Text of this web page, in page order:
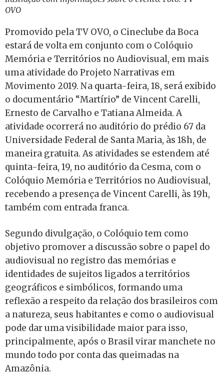
OVO
Promovido pela TV OVO, o Cineclube da Boca
estará de volta em conjunto com o Colóquio
Memória e Territórios no Audiovisual, em mais
uma atividade do Projeto Narrativas em
Movimento 2019. Na quarta-feira, 18, será exibido
o documentário “Martírio” de Vincent Carelli,
Ernesto de Carvalho e Tatiana Almeida. A
atividade ocorrerá no auditório do prédio 67 da
Universidade Federal de Santa Maria, às 18h, de
maneira gratuita. As atividades se estendem até
quinta-feira, 19, no auditório da Cesma, com o
Colóquio Memória e Territórios no Audiovisual,
recebendo a presença de Vincent Carelli, às 19h,
também com entrada franca.
Segundo divulgação, o Colóquio tem como
objetivo promover a discussão sobre o papel do
audiovisual no registro das memórias e
identidades de sujeitos ligados a territórios
geográficos e simbólicos, formando uma
reflexão a respeito da relação dos brasileiros com
a natureza, seus habitantes e como o audiovisual
pode dar uma visibilidade maior para isso,
principalmente, após o Brasil virar manchete no
mundo todo por conta das queimadas na
Amazônia.